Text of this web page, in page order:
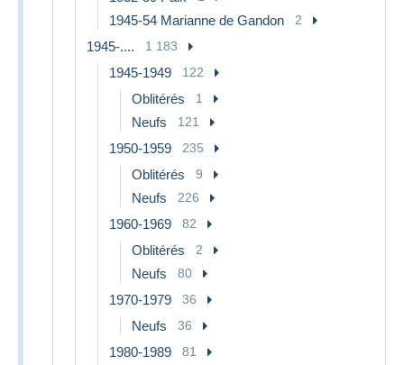
1945-54 Marianne de Gandon 2
1945-.... 1 183
1945-1949 122
Oblitérés 1
Neufs 121
1950-1959 235
Oblitérés 9
Neufs 226
1960-1969 82
Oblitérés 2
Neufs 80
1970-1979 36
Neufs 36
1980-1989 81